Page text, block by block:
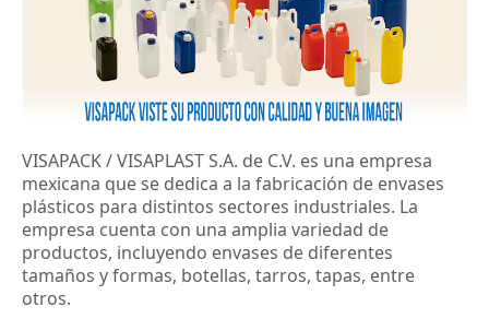
VISAPACK / VISAPLAST S.A. de C.V. es una empresa
mexicana que se dedica a la fabricación de envases
plásticos para distintos sectores industriales. La
empresa cuenta con una amplia variedad de
productos, incluyendo envases de diferentes
tamaños y formas, botellas, tarros, tapas, entre
otros.